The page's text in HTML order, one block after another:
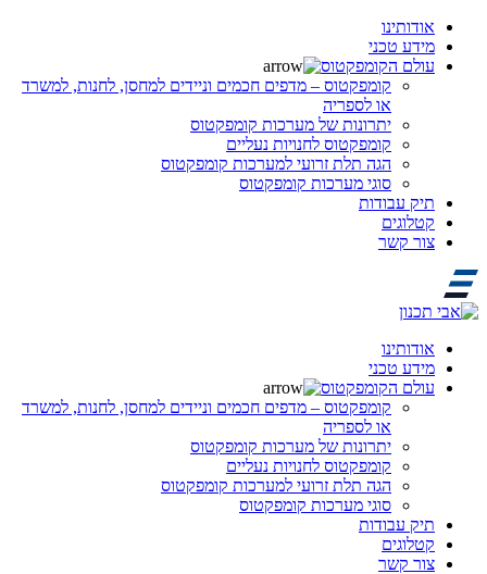
אודותינו
מידע טכני
עולם הקומפקטוס
קומפקטוס – מדפים חכמים וניידים למחסן, לחנות, למשרד
או לספריה
יתרונות של מערכות קומפקטוס
קומפקטוס לחנויות נעליים
הגה תלת זרועי למערכות קומפקטוס
סוגי מערכות קומפקטוס
תיק עבודות
קטלוגים
צור קשר
אודותינו
מידע טכני
עולם הקומפקטוס
קומפקטוס – מדפים חכמים וניידים למחסן, לחנות, למשרד
או לספריה
יתרונות של מערכות קומפקטוס
קומפקטוס לחנויות נעליים
הגה תלת זרועי למערכות קומפקטוס
סוגי מערכות קומפקטוס
תיק עבודות
קטלוגים
צור קשר